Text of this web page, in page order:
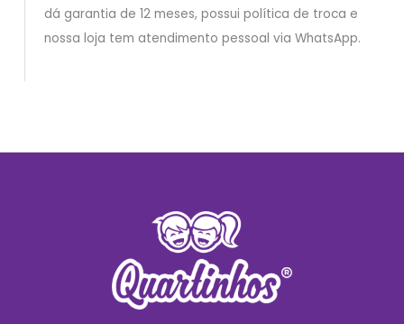
dá garantia de 12 meses, possui política de troca e
nossa loja tem atendimento pessoal via WhatsApp.